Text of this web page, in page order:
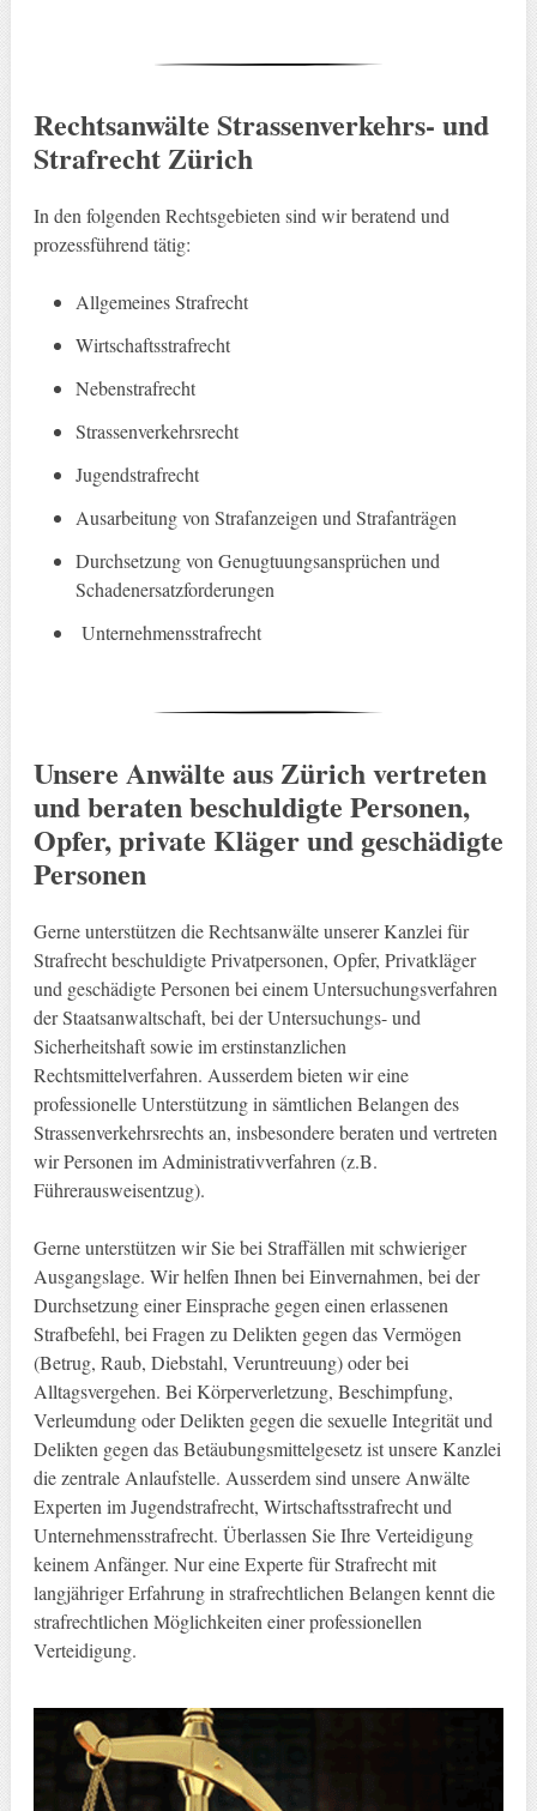
Rechtsanwälte Strassenverkehrs- und
Strafrecht Zürich
In den folgenden Rechtsgebieten sind wir beratend und
prozessführend tätig:
Allgemeines Strafrecht
Wirtschaftsstrafrecht
Nebenstrafrecht
Strassenverkehrsrecht
Jugendstrafrecht
Ausarbeitung von Strafanzeigen und Strafanträgen
Durchsetzung von Genugtuungsansprüchen und
Schadenersatzforderungen
Unternehmensstrafrecht
Unsere Anwälte aus Zürich vertreten
und beraten beschuldigte Personen,
Opfer, private Kläger und geschädigte
Personen
Gerne unterstützen die Rechtsanwälte unserer Kanzlei für
Strafrecht beschuldigte Privatpersonen, Opfer, Privatkläger
und geschädigte Personen bei einem Untersuchungsverfahren
der Staatsanwaltschaft, bei der Untersuchungs- und
Sicherheitshaft sowie im erstinstanzlichen
Rechtsmittelverfahren. Ausserdem bieten wir eine
professionelle Unterstützung in sämtlichen Belangen des
Strassenverkehrsrechts an, insbesondere beraten und vertreten
wir Personen im Administrativverfahren (z.B.
Führerausweisentzug).
Gerne unterstützen wir Sie bei Straffällen mit schwieriger
Ausgangslage. Wir helfen Ihnen bei Einvernahmen, bei der
Durchsetzung einer Einsprache gegen einen erlassenen
Strafbefehl, bei Fragen zu Delikten gegen das Vermögen
(Betrug, Raub, Diebstahl, Veruntreuung) oder bei
Alltagsvergehen. Bei Körperverletzung, Beschimpfung,
Verleumdung oder Delikten gegen die sexuelle Integrität und
Delikten gegen das Betäubungsmittelgesetz ist unsere Kanzlei
die zentrale Anlaufstelle. Ausserdem sind unsere Anwälte
Experten im Jugendstrafrecht, Wirtschaftsstrafrecht und
Unternehmensstrafrecht. Überlassen Sie Ihre Verteidigung
keinem Anfänger. Nur eine Experte für Strafrecht mit
langjähriger Erfahrung in strafrechtlichen Belangen kennt die
strafrechtlichen Möglichkeiten einer professionellen
Verteidigung.